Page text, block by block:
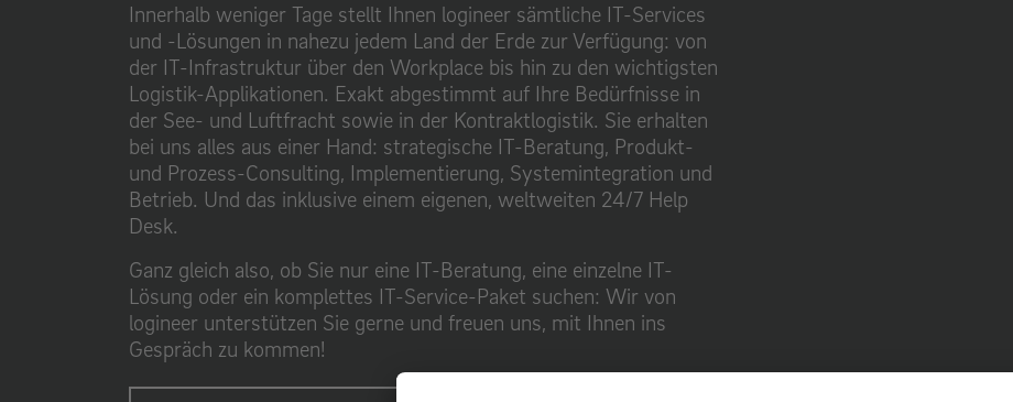
Innerhalb weniger Tage stellt Ihnen logineer sämtliche IT-Services
und -Lösungen in nahezu jedem Land der Erde zur Verfügung: von
der IT-Infrastruktur über den Workplace bis hin zu den wichtigsten
Logistik-Applikationen. Exakt abgestimmt auf Ihre Bedürfnisse in
der See- und Luftfracht sowie in der Kontraktlogistik. Sie erhalten
bei uns alles aus einer Hand: strategische IT-Beratung, Produkt-
und Prozess-Consulting, Implementierung, Systemintegration und
Betrieb. Und das inklusive einem eigenen, weltweiten 24/7 Help
Desk.
Ganz gleich also, ob Sie nur eine IT-Beratung, eine einzelne IT-
Lösung oder ein komplettes IT-Service-Paket suchen: Wir von
logineer unterstützen Sie gerne und freuen uns, mit Ihnen ins
Gespräch zu kommen!